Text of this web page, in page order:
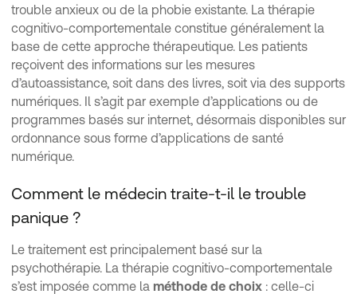
trouble anxieux ou de la phobie existante. La thérapie
cognitivo-comportementale constitue généralement la
base de cette approche thérapeutique. Les patients
reçoivent des informations sur les mesures
d’autoassistance, soit dans des livres, soit via des supports
numériques. Il s’agit par exemple d’applications ou de
programmes basés sur internet, désormais disponibles sur
ordonnance sous forme d’applications de santé
numérique.
Comment le médecin traite-t-il le trouble
panique ?
Le traitement est principalement basé sur la
psychothérapie. La thérapie cognitivo-comportementale
s’est imposée comme la méthode de choix : celle-ci